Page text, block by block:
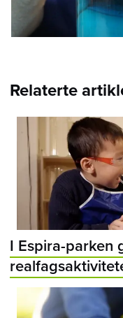
Relaterte
I Espira-parken